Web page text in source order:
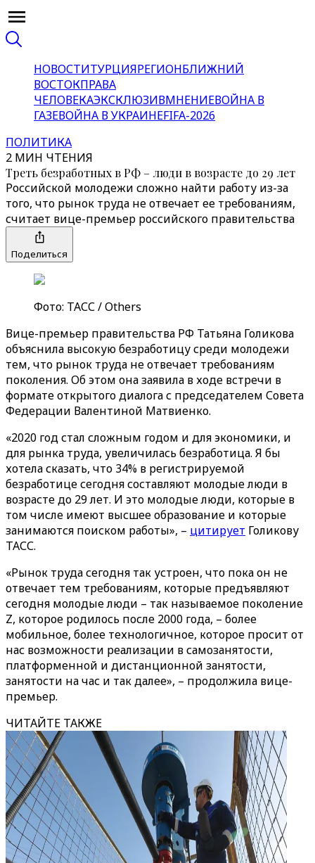
НОВОСТИТУРЦИЯРЕГИОНБЛИЖНИЙ
ВОСТОКПРАВА
ЧЕЛОВЕКАЭКСКЛЮЗИВМНЕНИЕВОЙНА В
ГАЗЕВОЙНА В УКРАИНЕFIFA-2026
ПОЛИТИКА
2 МИН ЧТЕНИЯ
Треть безработных в РФ – люди в возрасте до 29 лет
Российской молодежи сложно найти работу из-за
того, что рынок труда не отвечает ее требованиям,
считает вице-премьер российского правительства
Поделиться
Фото: ТАСС / Others
Вице-премьер правительства РФ Татьяна Голикова
объяснила высокую безработицу среди молодежи
тем, что рынок труда не отвечает требованиям
поколения. Об этом она заявила в ходе встречи в
формате открытого диалога с председателем Совета
Федерации Валентиной Матвиенко.
«2020 год стал сложным годом и для экономики, и
для рынка труда, увеличилась безработица. Я бы
хотела сказать, что 34% в регистрируемой
безработице сегодня составляют молодые люди в
возрасте до 29 лет. И это молодые люди, которые в
том числе имеют высшее образование и которые
занимаются поиском работы», – цитирует Голикову
ТАСС.
«Рынок труда сегодня так устроен, что пока он не
отвечает тем требованиям, которые предъявляют
сегодня молодые люди – так называемое поколение
Z, которое родилось после 2000 года, – более
мобильное, более технологичное, которое просит от
нас возможности реализации в самозанятости,
платформенной и дистанционной занятости,
занятости на час и так далее», – продолжила вице-
премьер.
ЧИТАЙТЕ ТАКЖЕ